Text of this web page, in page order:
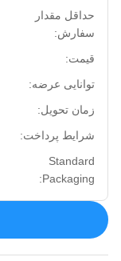
حداقل مقدار
سفارش:
قیمت:
توانایی عرضه:
زمان تحویل:
شرایط پرداخت:
Standard
Packaging: